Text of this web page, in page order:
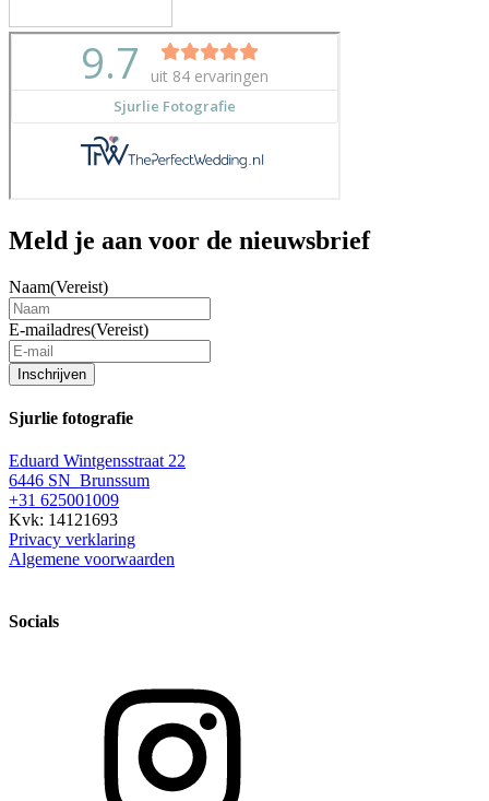
Meld je aan voor de nieuwsbrief
Naam(Vereist)
E-mailadres(Vereist)
Inschrijven
Sjurlie fotografie
Eduard Wintgensstraat 22
6446 SN Brunssum
+31 625001009
Kvk: 14121693
Privacy verklaring
Algemene voorwaarden
Socials